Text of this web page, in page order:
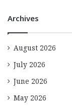
Archives
August 2026
July 2026
June 2026
May 2026